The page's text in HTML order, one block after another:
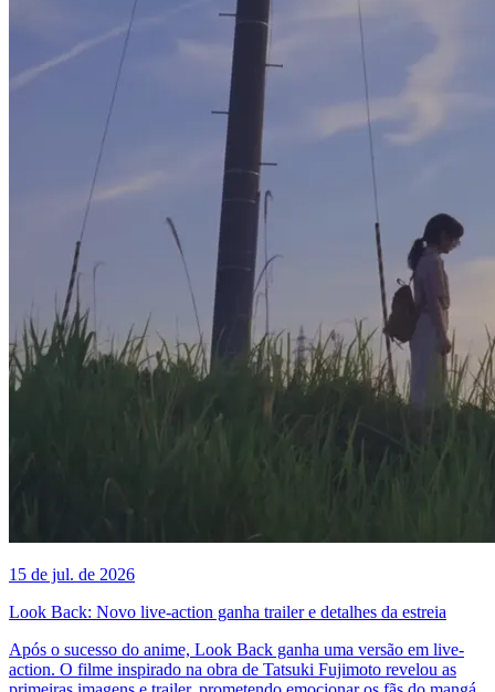
15 de jul. de 2026
Look Back: Novo live-action ganha trailer e detalhes da estreia
Após o sucesso do anime, Look Back ganha uma versão em live-
action. O filme inspirado na obra de Tatsuki Fujimoto revelou as